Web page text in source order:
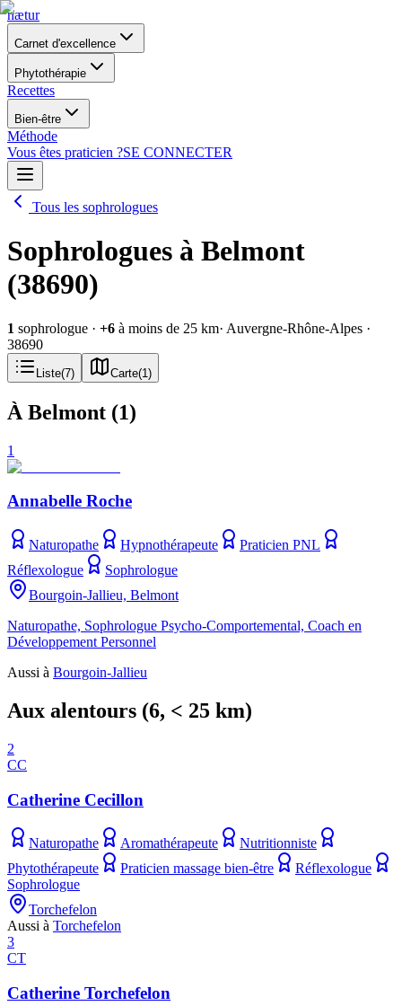
nætur
Carnet d'excellence
Phytothérapie
Recettes
Bien-être
Méthode
Vous êtes praticien ?SE CONNECTER
Tous les sophrologues
Sophrologues à Belmont
(38690)
1 sophrologue · +6 à moins de 25 km· Auvergne-Rhône-Alpes ·
38690
Liste(7) Carte(1 )
À Belmont (1)
1
Annabelle Roche
Naturopathe Hypnothérapeute
Praticien PNL
Réflexologue
Sophrologue
Bourgoin-Jallieu, Belmont
Naturopathe, Sophrologue Psycho-Comportemental, Coach en
Développement Personnel
Aussi à Bourgoin-Jallieu
Aux alentours (6, < 25 km)
2
CC
Catherine Cecillon
Naturopathe Aromathérapeute
Nutritionniste
Phytothérapeute
Praticien massage bien-être
Réflexologue
Sophrologue
Torchefelon
Aussi à Torchefelon
3
CT
Catherine Torchefelon